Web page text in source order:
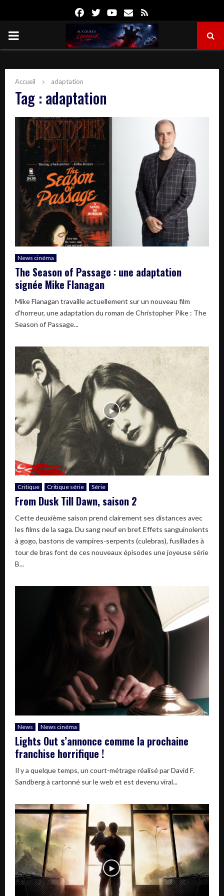
FacebookTwitterYoutube
Email
PRIMARY
Accueil adaptation
Tag : adaptation
News cinéma
The Season of Passage : une adaptation
signée Mike Flanagan
Mike Flanagan travaille actuellement sur un nouveau film
d'horreur, une adaptation du roman de Christopher Pike : The
Season of Passage...
Critique Critique série Série
From Dusk Till Dawn, saison 2
Cette deuxième saison prend clairement ses distances avec
les films de la saga. Du sang neuf en bref. Effets sanguinolents
à gogo, bastons de vampires-serpents (culebras), fusillades à
tour de bras font de ces nouveaux épisodes une joyeuse série
B...
News News cinéma
Lights Out s’annonce comme la prochaine
franchise horrifique !
Il y a quelque temps, un court-métrage réalisé par David F.
Sandberg à cartonné sur le web et est devenu viral...